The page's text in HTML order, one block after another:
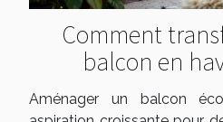
Comment
balcon en
Aménager un balcon